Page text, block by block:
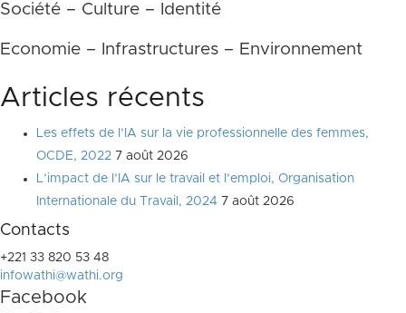
Société – Culture – Identité
Economie – Infrastructures – Environnement
Articles récents
Les effets de l’IA sur la vie professionnelle des femmes,
OCDE, 2022 7 août 2026
L’impact de l’IA sur le travail et l’emploi, Organisation
Internationale du Travail, 2024 7 août 2026
Contacts
+221 33 820 53 48
infowathi@wathi.org
Facebook